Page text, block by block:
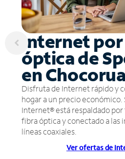
Internet
óptica de
en
Disfruta de Internet rápido y
hogar a un precio
Internet® está respaldado
fibra óptica y conectado a las
líneas coaxiales.
Ver ofertas de